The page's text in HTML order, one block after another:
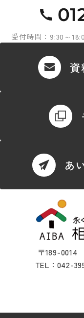
受付時間：9:30～
資
あ
〒189-0014
TEL：042-